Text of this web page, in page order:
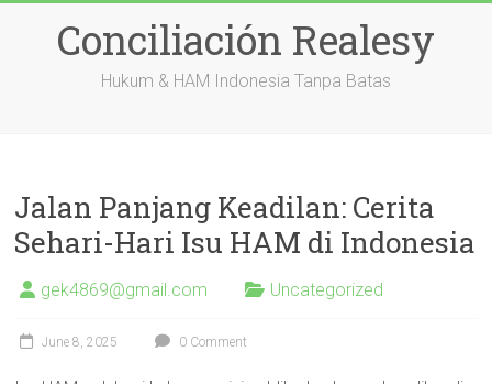
Conciliación Realesy
Hukum & HAM Indonesia Tanpa Batas
Jalan Panjang Keadilan: Cerita
Sehari-Hari Isu HAM di Indonesia
gek4869@gmail.com Uncategorized
June 8, 2025 0 Comment